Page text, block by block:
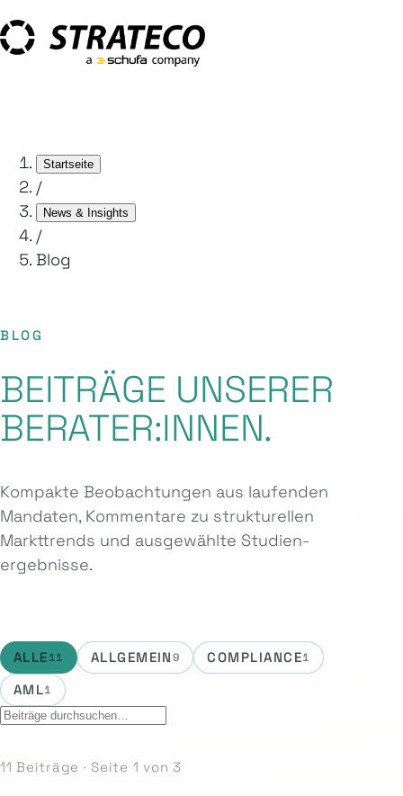
Startseite
/
News & Insights
/
Blog
BLOG
BEITRÄGE UNSERER
BERATER:INNEN.
Kompakte Beobachtungen aus laufenden
Mandaten, Kommentare zu strukturellen
Markttrends und ausgewählte Studien­
ergebnisse.
ALLE11 ALLGEMEIN9 COMPLIANCE1
AML1
11 Beiträge · Seite 1 von 3